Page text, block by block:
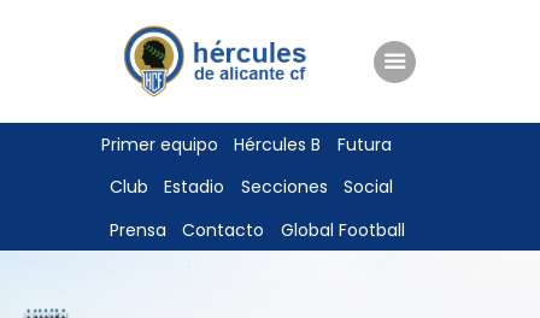
Primer equipo Hércules B
Futura
Club
Estadio Secciones
Social
Prensa
Contacto Global Football
ENTRADAS
TIENDA
HÉRCULESCF100